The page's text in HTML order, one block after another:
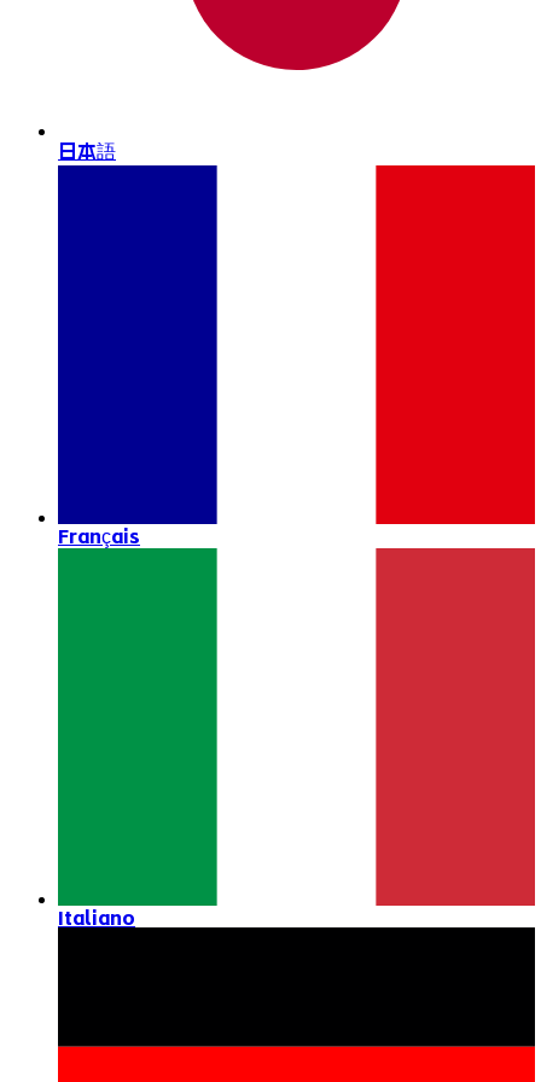
日本語
Français
Italiano